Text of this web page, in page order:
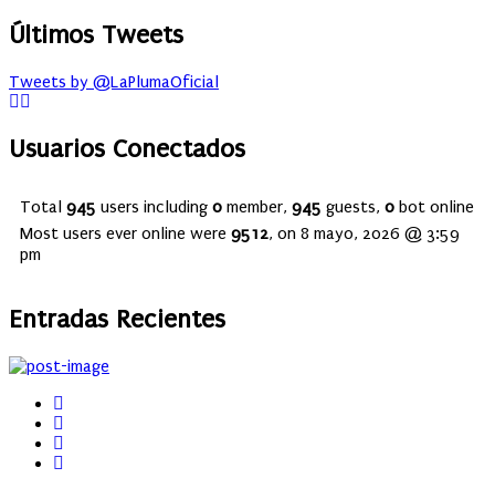
Últimos Tweets
Tweets by @LaPlumaOficial
Usuarios Conectados
Total 945 users including 0 member, 945 guests, 0 bot online
Most users ever online were 9512, on 8 mayo, 2026 @ 3:59
pm
Entradas Recientes